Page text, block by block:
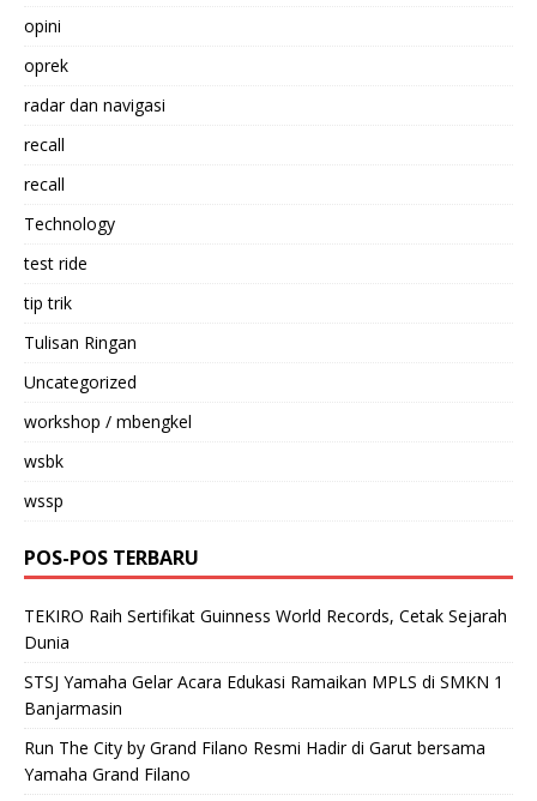
opini
oprek
radar dan navigasi
recall
recall
Technology
test ride
tip trik
Tulisan Ringan
Uncategorized
workshop / mbengkel
wsbk
wssp
POS-POS TERBARU
TEKIRO Raih Sertifikat Guinness World Records, Cetak Sejarah
Dunia
STSJ Yamaha Gelar Acara Edukasi Ramaikan MPLS di SMKN 1
Banjarmasin
Run The City by Grand Filano Resmi Hadir di Garut bersama
Yamaha Grand Filano